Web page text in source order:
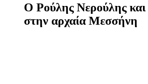
Ο Ρούλης Νερούλης
στην αρχαία Μεσσήνη